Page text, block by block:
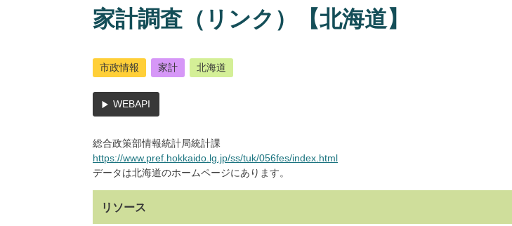
家計調査（リンク）【北海道】
市政情報 家計 北海道
WEBAPI
総合政策部情報統計局統計課
https://www.pref.hokkaido.lg.jp/ss/tuk/056fes/index.html
データは北海道のホームページにあります。
リソース